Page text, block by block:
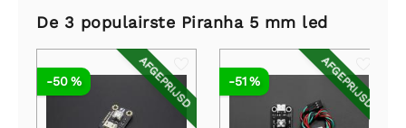
De 3 populairste Piranha 5 mm led
AFGEPRIJSD
-50 % AFGEPRIJSD
-51 %